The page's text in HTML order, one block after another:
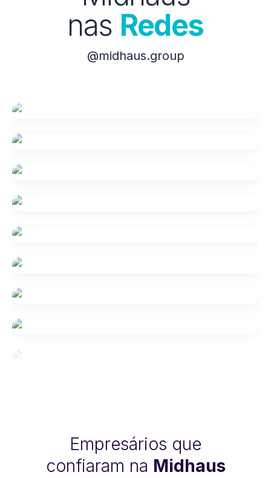
nas Redes
@midhaus.group
Empresários que
confiaram na Midhaus